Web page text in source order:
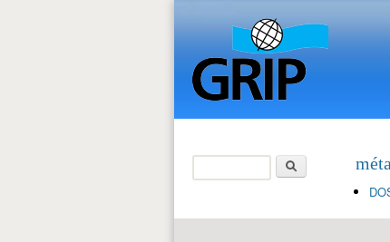
Formulaire de